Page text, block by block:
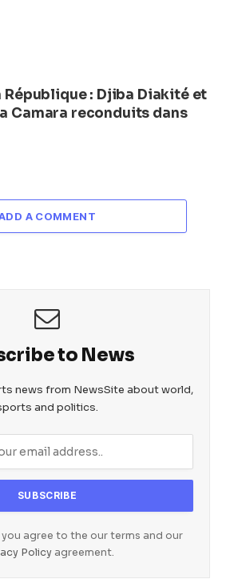
République : Djiba Diakité et
Camara reconduits dans
A COMMENT
to News
news from NewsSite about world,
and politics.
you agree to the our terms and our
Policyagreement.